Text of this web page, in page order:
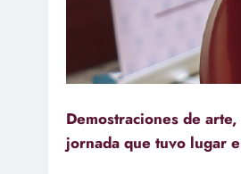
Demostraciones de
jornada que tuvo lugar